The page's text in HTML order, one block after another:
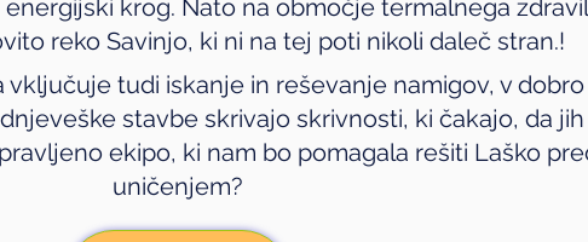
krog. Nato na območje termalnega
reko Savinjo, ki ni na tej poti nikoli daleč stran.!
tudi iskanje in reševanje namigov, v
stavbe skrivajo skrivnosti, ki čakajo, da
ekipo, ki nam bo pomagala rešiti Laško
uničenjem?